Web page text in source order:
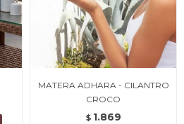
MATERA ADHARA - CILANTRO
CROCO
$ 1.869